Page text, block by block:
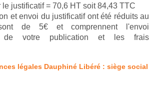
justificatif = 70,6 HT soit 84,43 TTC
et envoi du justificatif ont été réduits au
de 5€ et comprennent l'envoi
de votre publication et les frais
légales Dauphiné Libéré : siège social